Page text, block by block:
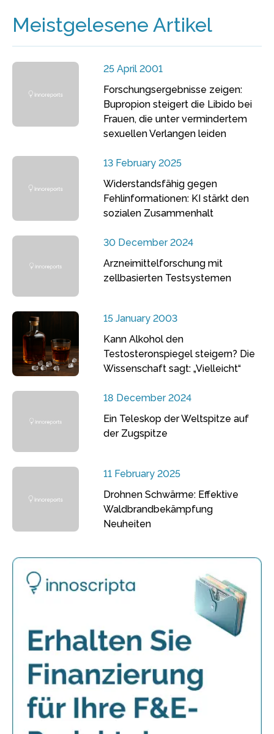
Meistgelesene Artikel
25 April 2001
Forschungsergebnisse zeigen:
Bupropion steigert die Libido bei
Frauen, die unter vermindertem
sexuellen Verlangen leiden
13 February 2025
Widerstandsfähig gegen
Fehlinformationen: KI stärkt den
sozialen Zusammenhalt
30 December 2024
Arzneimittelforschung mit
zellbasierten Testsystemen
15 January 2003
Kann Alkohol den
Testosteronspiegel steigern? Die
Wissenschaft sagt: „Vielleicht“
18 December 2024
Ein Teleskop der Weltspitze auf
der Zugspitze
11 February 2025
Drohnen Schwärme: Effektive
Waldbrandbekämpfung
Neuheiten